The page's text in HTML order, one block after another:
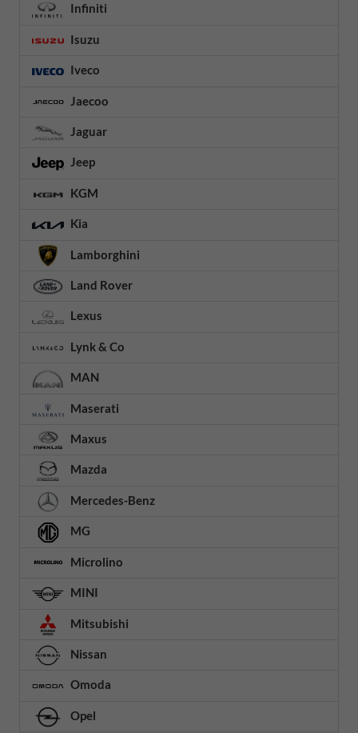
Infiniti
Isuzu
Iveco
Jaecoo
Jaguar
Jeep
KGM
Kia
Lamborghini
Land Rover
Lexus
Lynk & Co
MAN
Maserati
Maxus
Mazda
Mercedes-Benz
MG
Microlino
MINI
Mitsubishi
Nissan
Omoda
Opel